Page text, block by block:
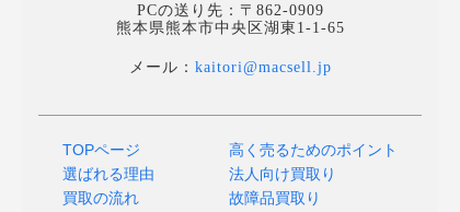
PCの送り先：〒862-0909
熊本県熊本市中央区湖東1-1-65
メール： kaitori@macsell.jp
TOPページ
選ばれる理由
買取の流れ
高く売るためのポイント
法人向け買取り
故障品買取り